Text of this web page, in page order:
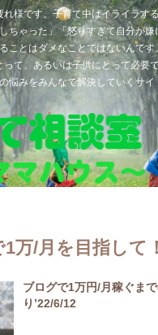
様です。子育て中はイライラす
ちゃった」「怒りすぎて自分が嫌
ことはダメなことではないんで
って、あるいは子供にとって必要
悩みをみんなで解決していくサイ
万/月を目指して
ブログで1万円/月稼ぐま
り’22/6/12